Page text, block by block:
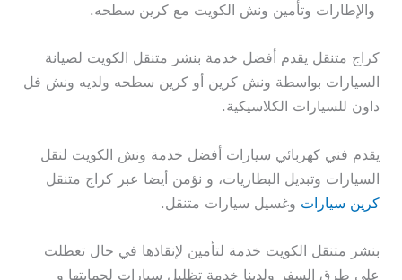
والإطارات وتأمين ونش الكويت مع كرين سطحه.
كراج متنقل يقدم أفضل خدمة بنشر متنقل الكويت لصيانة
السيارات بواسطة ونش كرين أو كرين سطحه ولديه ونش فل
داون للسيارات الكلاسيكية.
يقدم فني كهربائي سيارات أفضل خدمة ونش الكويت لنقل
السيارات وتبديل البطاريات، و نؤمن أيضا عبر كراج متنقل
كرين سيارات وغسيل سيارات متنقل.
بنشر متنقل الكويت خدمة لتأمين لإنقاذها في حال تعطلت
على طرق السفر ولدينا خدمة تظليل سيارات لحمايتها و